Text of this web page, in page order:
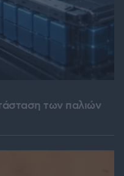
των παλιών